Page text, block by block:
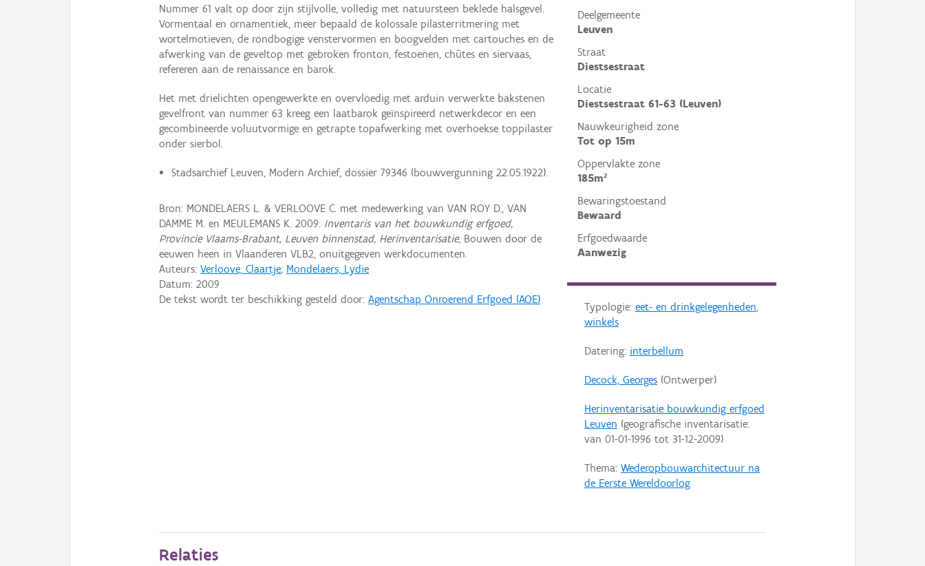
Deelgemeente
Leuven
Straat
Diestsestraat
Locatie
Diestsestraat 61-63 (Leuven)
Nauwkeurigheid zone
Tot op 15m
Oppervlakte zone
185m²
Bewaringstoestand
Bewaard
Erfgoedwaarde
Aanwezig
Typologie: eet- en drinkgelegenheden,
winkels
Datering: interbellum
Decock, Georges(Ontwerper)
Herinventarisatie bouwkundig erfgoed
Leuven (geografische inventarisatie:
van 01-01-1996 tot 31-12-2009)
Thema: Wederopbouwarchitectuur na
de Eerste Wereldoorlog
Nummer 61 valt op door zijn stijlvolle, volledig met natuursteen beklede halsgevel.
Vormentaal en ornamentiek, meer bepaald de kolossale pilasterritmering met
wortelmotieven, de rondbogige venstervormen en boogvelden met cartouches en de
afwerking van de geveltop met gebroken fronton, festoenen, chûtes en siervaas,
refereren aan de renaissance en barok.
Het met drielichten opengewerkte en overvloedig met arduin verwerkte bakstenen
gevelfront van nummer 63 kreeg een laatbarok geïnspireerd netwerkdecor en een
gecombineerde voluutvormige en getrapte topafwerking met overhoekse toppilaster
onder sierbol.
Stadsarchief Leuven, Modern Archief, dossier 79346 (bouwvergunning 22.05.1922).
Bron: MONDELAERS L. & VERLOOVE C. met medewerking van VAN ROY D., VAN
DAMME M. en MEULEMANS K. 2009: Inventaris van het bouwkundig erfgoed,
Provincie Vlaams-Brabant, Leuven binnenstad, Herinventarisatie, Bouwen door de
eeuwen heen in Vlaanderen VLB2, onuitgegeven werkdocumenten.
Auteurs:Verloove, Claartje; Mondelaers, Lydie
Datum:2009
De tekst wordt ter beschikking gesteld door:Agentschap Onroerend Erfgoed (AOE)
Relaties